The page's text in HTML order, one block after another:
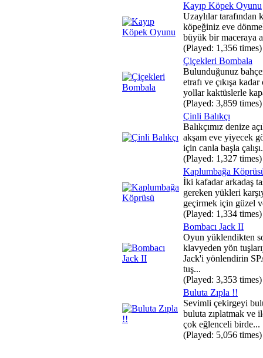
Kayıp Köpek Oyunu
Uzaylılar tarafından
köpeğiniz eve
büyük bir maceraya
(Played: 1,356 times)
Çiçekleri Bombala
Bulunduğunuz
etrafı ve çıkışa kadar
yollar kaktüslerle
(Played: 3,859 times)
Çinli Balıkçı
Balıkçımız denize
akşam eve yiyecek
için canla başla
(Played: 1,327 times)
Kaplumbağa
İki kafadar arkadaş
gereken yükleri
geçirmek için güzel
(Played: 1,334 times)
Bombacı Jack II
Oyun yüklendikten
klavyeden yön
Jack'i yönlendirin
tuş...
(Played: 3,353 times)
Buluta Zıpla !!
Sevimli çekirgeyi
buluta zıplatmak ve
çok eğlenceli birde...
(Played: 5,056 times)